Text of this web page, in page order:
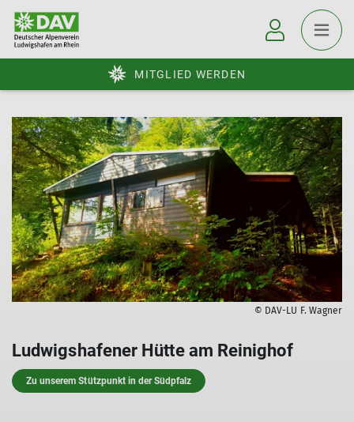
MITGLIED WERDEN
© DAV-LU F. Wagner
Ludwigshafener Hütte am Reinighof
Zu unserem Stützpunkt in der Südpfalz